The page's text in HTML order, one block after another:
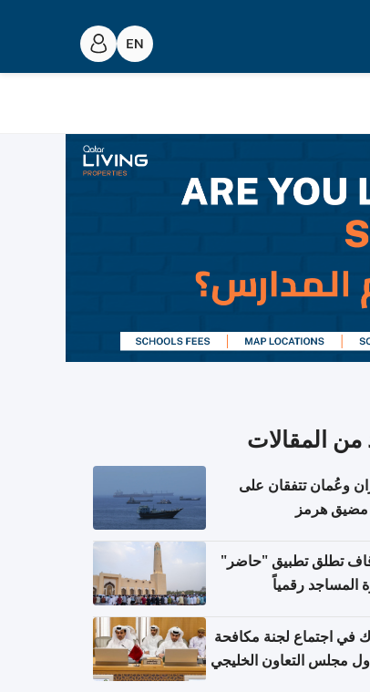
من المقالات
وعُمان تتفقان على
هرمز
تطلق تطبيق "حاضر"
المساجد رقمياً
في اجتماع لجنة مكافحة
مجلس التعاون الخليجي